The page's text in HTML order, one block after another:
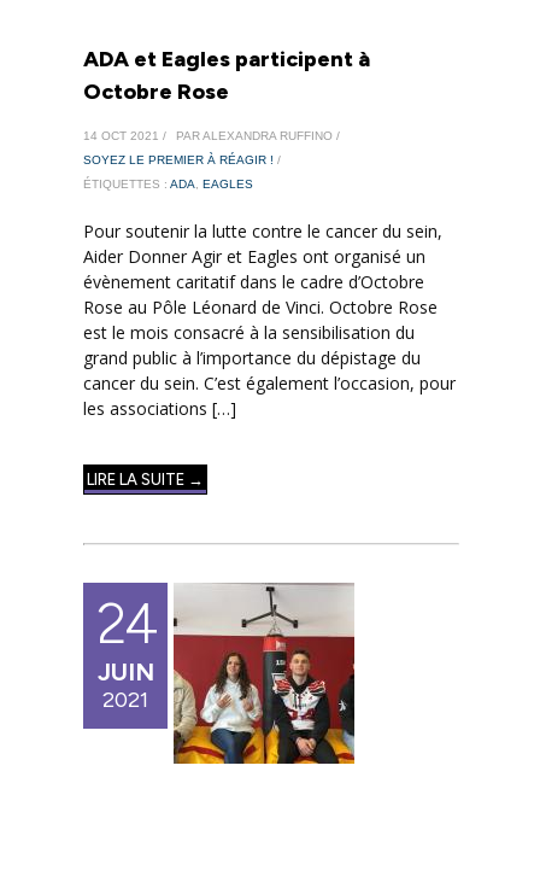
ADA et Eagles participent à
Octobre Rose
14 OCT 2021 /
PAR ALEXANDRA RUFFINO /
SOYEZ LE PREMIER À RÉAGIR ! /
ÉTIQUETTES : ADA EAGLES
Pour soutenir la lutte contre le cancer du sein,
Aider Donner Agir et Eagles ont organisé un
évènement caritatif dans le cadre d’Octobre
Rose au Pôle Léonard de Vinci. Octobre Rose
est le mois consacré à la sensibilisation du
grand public à l’importance du dépistage du
cancer du sein. C’est également l’occasion, pour
les associations […]
LIRE LA SUITE →
24
JUIN
2021